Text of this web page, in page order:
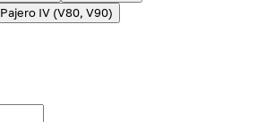
Pajero IV (V80, V90)